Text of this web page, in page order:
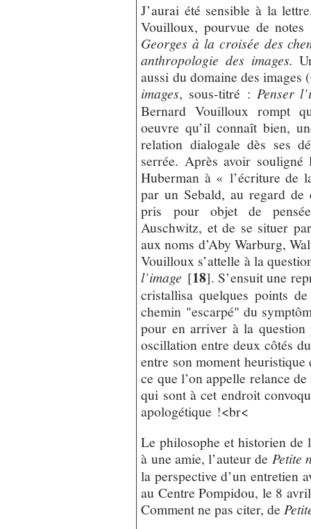
J’aurai été sensible à la
Vouilloux, pourvue de
Georges à la croisée des
anthropologie des images.
aussi du domaine des
images, sous-titré : Penser
Bernard Vouilloux rompt
oeuvre qu’il connaît bien,
relation dialogale dès ses
serrée. Après avoir
Huberman à « l’écriture de
par un Sebald, au regard de
pris pour objet de
Auschwitz, et de se situer
aux noms d’Aby Warburg,
Vouilloux s’attelle à la
l’image [18]. S’ensuit une
cristallisa quelques points
chemin "escarpé" du
pour en arriver à la question
oscillation entre deux côtés
entre son moment heuristique
ce que l’on appelle relance
qui sont à cet endroit
apologétique !<br<
Le philosophe et historien de
à une amie, l’auteur de Petite
la perspective d’un entretien
au Centre Pompidou, le 8
Comment ne pas citer, de